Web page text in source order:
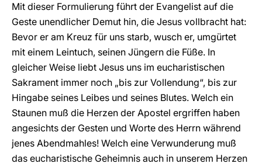
Mit dieser Formulierung führt der Evangelist auf die
Geste unendlicher Demut hin, die Jesus vollbracht hat:
Bevor er am Kreuz für uns starb, wusch er, umgürtet
mit einem Leintuch, seinen Jüngern die Füße. In
gleicher Weise liebt Jesus uns im eucharistischen
Sakrament immer noch „bis zur Vollendung“, bis zur
Hingabe seines Leibes und seines Blutes. Welch ein
Staunen muß die Herzen der Apostel ergriffen haben
angesichts der Gesten und Worte des Herrn während
jenes Abendmahles! Welch eine Verwunderung muß
das eucharistische Geheimnis auch in unserem Herzen